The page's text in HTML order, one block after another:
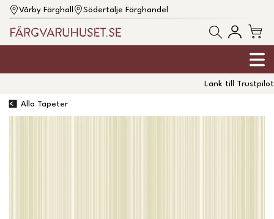
Vårby Färghall Södertälje Färghandel
Länk till Trustpilot
Alla Tapeter